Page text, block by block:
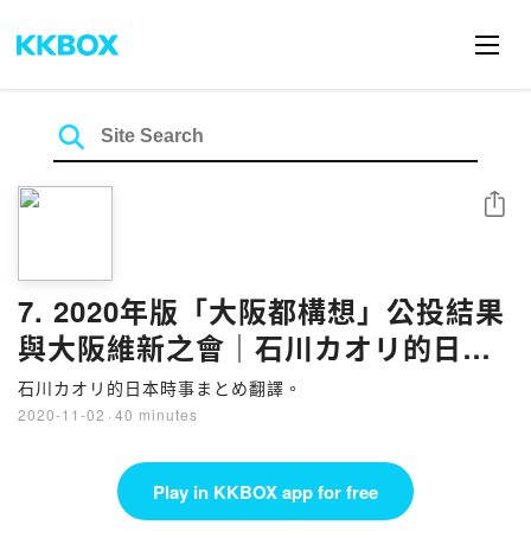
7. 2020年版「大阪都構想」公投結果
與大阪維新之會｜石川カオリ的日本
時事まとめ翻譯。
石川カオリ的日本時事まとめ翻譯。
2020-11-02 · 40 minutes
Share
Play in KKBOX app for free